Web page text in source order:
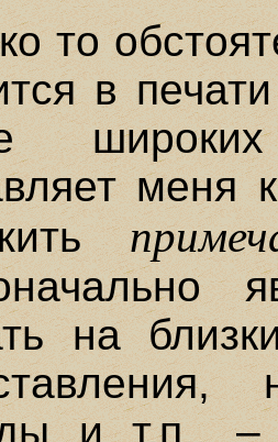
то
в
меня
на
и т.п.,